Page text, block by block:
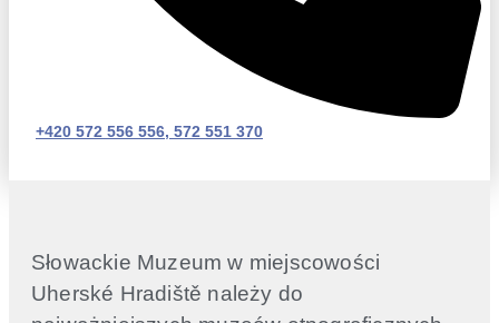
+420 572 556 556, 572 551 370
Słowackie Muzeum w miejscowości
Uherské Hradiště należy do